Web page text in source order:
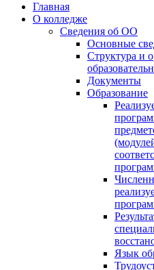
Главная
О колледже
Сведения об ОО
Основные
Структура и
Документы
Образование
Язык